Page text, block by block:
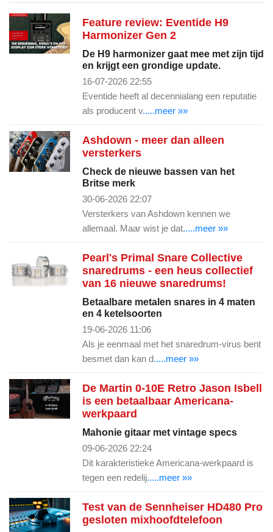
Feature review: Eventide H9
Harmonizer Gen 2
De H9 harmonizer gaat mee met zijn tijd
en krijgt een grondige update.
16-07-2026 22:55
Eventide heeft al decennialang een reputatie
als producent v.....meer »»
Ashdown - meer dan alleen
versterkers
Check de nieuwe bassen van het
Britse merk
30-06-2026 22:07
Versterkers van Ashdown kennen we
allemaal. Maar wist je dat.....meer »»
Pearl's Primal Snare Collective
snaredrums - een heus collectief
van 16 nieuwe snaredrums!
Betaalbare metalen snares in 4 maten
en 4 ketelsoorten
19-06-2026 11:06
Als je eenmaal met het snaredrum-virus bent
besmet dan kan d.....meer »»
De Martin 0-10E Retro Jason Isbell
is een betaalbaar Americana-
werkpaard
Mahonie gitaar met vintage specs
09-06-2026 22:24
Dit karakteristieke Americana-werkpaard is
tegen een redelij.....meer »»
Test van de Sennheiser HD480 Pro
gesloten mixhoofdtelefoon